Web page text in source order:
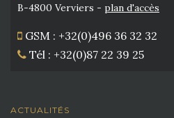
B-4800 Verviers - plan d'accès
GSM : +32(0)496 36 32 32
Tél : +32(0)87 22 39 25
ACTUALITÉS